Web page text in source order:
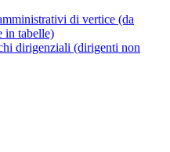
di vertice (da
in tabelle)
dirigenziali (dirigenti non